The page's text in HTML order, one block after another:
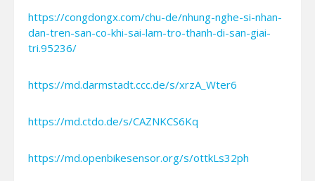
https://congdongx.com/chu-de/nhung-nghe-si-nhan-
dan-tren-san-co-khi-sai-lam-tro-thanh-di-san-giai-
tri.95236/
https://md.darmstadt.ccc.de/s/xrzA_Wter6
https://md.ctdo.de/s/CAZNKCS6Kq
https://md.openbikesensor.org/s/ottkLs32ph